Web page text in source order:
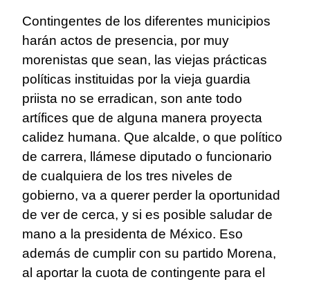
Contingentes de los diferentes municipios
harán actos de presencia, por muy
morenistas que sean, las viejas prácticas
políticas instituidas por la vieja guardia
priista no se erradican, son ante todo
artífices que de alguna manera proyecta
calidez humana. Que alcalde, o que político
de carrera, llámese diputado o funcionario
de cualquiera de los tres niveles de
gobierno, va a querer perder la oportunidad
de ver de cerca, y si es posible saludar de
mano a la presidenta de México. Eso
además de cumplir con su partido Morena,
al aportar la cuota de contingente para el